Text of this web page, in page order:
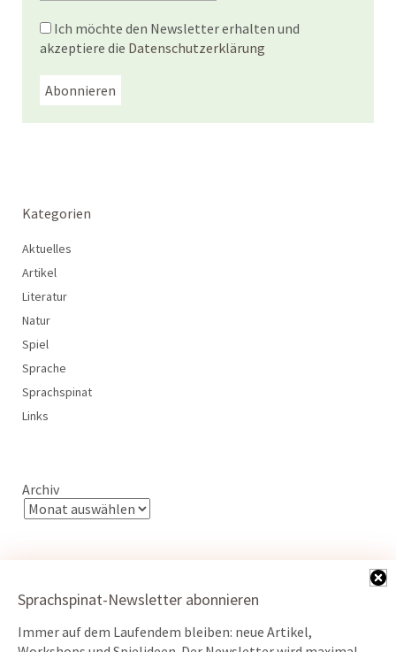
Ich möchte den Newsletter erhalten und
akzeptiere die Datenschutzerklärung
Kategorien
Aktuelles
Artikel
Literatur
Natur
Spiel
Sprache
Sprachspinat
Links
Archiv
Kontakt
Sprachspinat-Newsletter abonnieren
Immer auf dem Laufendem bleiben: neue Artikel,